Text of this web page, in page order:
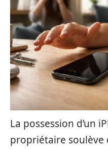
La possession d’un
propriétaire soulève